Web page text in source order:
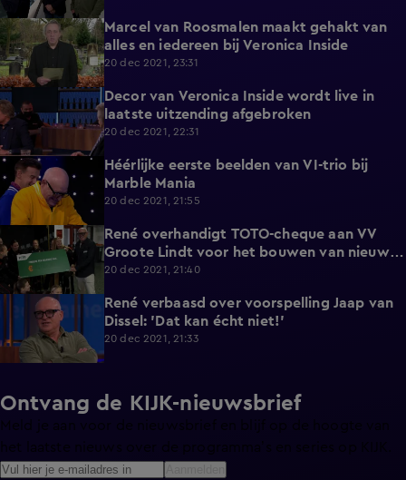
3:50
Marcel van Roosmalen maakt gehakt van
alles en iedereen bij Veronica Inside
20 dec 2021, 23:31
3:07
Decor van Veronica Inside wordt live in
laatste uitzending afgebroken
20 dec 2021, 22:31
2:02
Héérlijke eerste beelden van VI-trio bij
Marble Mania
20 dec 2021, 21:55
2:08
René overhandigt TOTO-cheque aan VV
Groote Lindt voor het bouwen van nieuwe
kleedkamers
20 dec 2021, 21:40
René verbaasd over voorspelling Jaap van
Dissel: 'Dat kan écht niet!'
20 dec 2021, 21:33
Ontvang de KIJK-nieuwsbrief
Meld je aan voor de nieuwsbrief en blijf op de hoogte van
het laatste nieuws over de programma’s en series op KIJK.